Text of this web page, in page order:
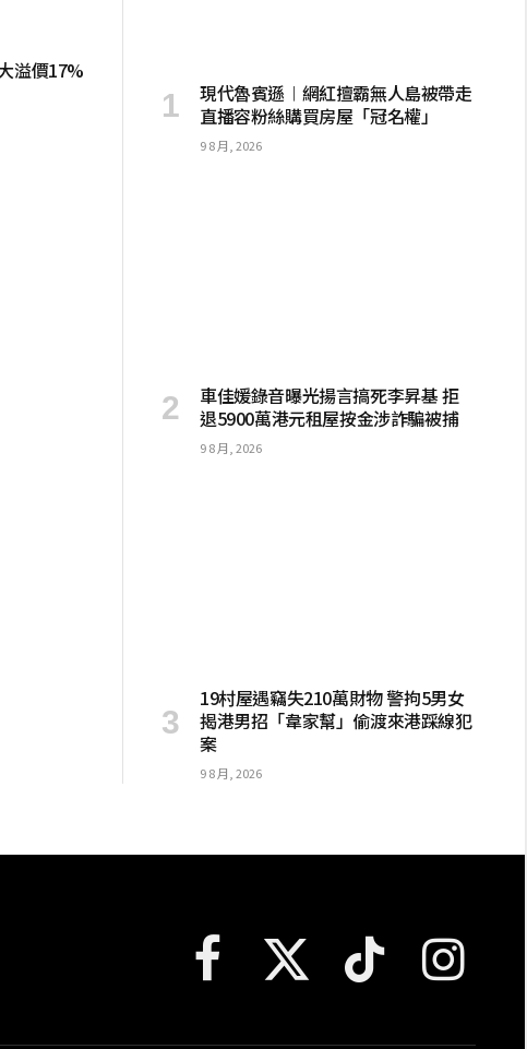
溢價17%
現代魯賓遜︱網紅擅霸無人島被帶走
直播容粉絲購買房屋「冠名權」
9 8 月, 2026
車佳媛錄音曝光揚言搞死李昇基 拒
退5900萬港元租屋按金涉詐騙被捕
9 8 月, 2026
19村屋遇竊失210萬財物 警拘5男女
揭港男招「韋家幫」偷渡來港踩線犯
案
9 8 月, 2026
Facebook X
TikTok Instagram